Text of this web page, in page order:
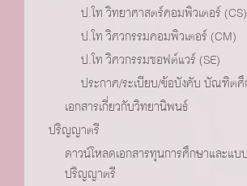
ป.โท วิทยาศาสตร์คอมพิวเตอร์ (CS)
ป.โท วิศวกรรมคอมพิวเตอร์ (CM)
ป.โท วิศวกรรมซอฟต์แวร์ (SE)
ประกาศ/ระเบียบ/ข้อบังคับ บัณฑิต
เอกสารเกี่ยวกับวิทยานิพนธ์
ปริญญาตรี
ดาวน์โหลดเอกสารทุนการศึกษาและแ
ปริญญาตรี